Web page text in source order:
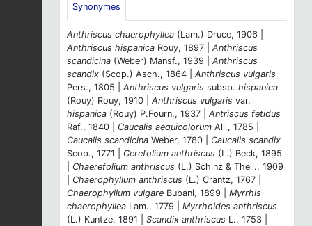
Synonymes
Anthriscus chaerophyllea (Lam.) Druce, 1906 |
Anthriscus hispanica Rouy, 1897 | Anthriscus
scandicina (Weber) Mansf., 1939 | Anthriscus
scandix (Scop.) Asch., 1864 | Anthriscus vulgaris
Pers., 1805 | Anthriscus vulgaris subsp. hispanica
(Rouy) Rouy, 1910 | Anthriscus vulgaris var.
hispanica (Rouy) P.Fourn., 1937 | Antriscus fetidus
Raf., 1840 | Caucalis aequicolorum All., 1785 |
Caucalis scandicina Weber, 1780 | Caucalis scandix
Scop., 1771 | Cerefolium anthriscus (L.) Beck, 1895
Chaerefolium anthriscus (L.) Schinz & Thell., 1909
Chaerophyllum anthriscus (L.) Crantz, 1767 |
Chaerophyllum vulgare Bubani, 1899 | Myrrhis
chaerophyllea Lam., 1779 | Myrrhoides anthriscus
(L.) Kuntze, 1891 | Scandix anthriscus L., 1753 |